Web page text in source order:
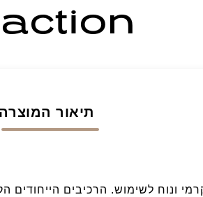
תיאור המוצר
ונוח לשימוש. הרכיבים